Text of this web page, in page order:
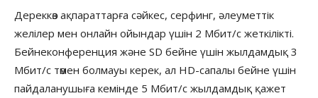
Дереккөз ақпараттарға сәйкес, серфинг, әлеуметтік
желілер мен онлайн ойындар үшін 2 Мбит/с жеткілікті.
Бейнеконференция және SD бейне үшін жылдамдық 3
Мбит/с төмен болмауы керек, ал HD-сапалы бейне үшін
пайдаланушыға кемінде 5 Мбит/с жылдамдық қажет